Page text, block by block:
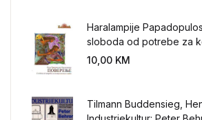
Haralampije
sloboda od potrebe za
sveta
10,00 KM
Tilmann Buddensieg,